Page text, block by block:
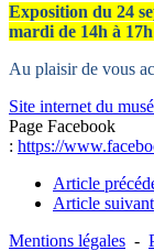
Exposition du 24
mardi de 14h à
Au plaisir de vous
Site internet du
Page Facebook
: https://
Article
Article suivant
Mentions légales -